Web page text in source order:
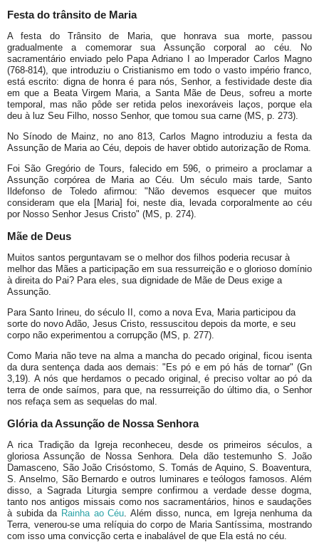
Festa do trânsito de Maria
A festa do Trânsito de Maria, que honrava sua morte, passou
gradualmente a comemorar sua Assunção corporal ao céu. No
sacramentário enviado pelo Papa Adriano I ao Imperador Carlos Magno
(768-814), que introduziu o Cristianismo em todo o vasto império franco,
está escrito: digna de honra é para nós, Senhor, a festividade deste dia
em que a Beata Virgem Maria, a Santa Mãe de Deus, sofreu a morte
temporal, mas não pôde ser retida pelos inexoráveis laços, porque ela
deu à luz Seu Filho, nosso Senhor, que tomou sua carne (MS, p. 273).
No Sínodo de Mainz, no ano 813, Carlos Magno introduziu a festa da
Assunção de Maria ao Céu, depois de haver obtido autorização de Roma.
Foi São Gregório de Tours, falecido em 596, o primeiro a proclamar a
Assunção corpórea de Maria ao Céu. Um século mais tarde, Santo
Ildefonso de Toledo afirmou: "Não devemos esquecer que muitos
consideram que ela [Maria] foi, neste dia, levada corporalmente ao céu
por Nosso Senhor Jesus Cristo" (MS, p. 274).
Mãe de Deus
Muitos santos perguntavam se o melhor dos filhos poderia recusar à
melhor das Mães a participação em sua ressurreição e o glorioso domínio
à direita do Pai? Para eles, sua dignidade de Mãe de Deus exige a
Assunção.
Para Santo Irineu, do século II, como a nova Eva, Maria participou da
sorte do novo Adão, Jesus Cristo, ressuscitou depois da morte, e seu
corpo não experimentou a corrupção (MS, p. 277).
Como Maria não teve na alma a mancha do pecado original, ficou isenta
da dura sentença dada aos demais: "Es pó e em pó hás de tornar" (Gn
3,19). A nós que herdamos o pecado original, é preciso voltar ao pó da
terra de onde saímos, para que, na ressurreição do último dia, o Senhor
nos refaça sem as sequelas do mal.
Glória da Assunção de Nossa Senhora
A rica Tradição da Igreja reconheceu, desde os primeiros séculos, a
gloriosa Assunção de Nossa Senhora. Dela dão testemunho S. João
Damasceno, São João Crisóstomo, S. Tomás de Aquino, S. Boaventura,
S. Anselmo, São Bernardo e outros luminares e teólogos famosos. Além
disso, a Sagrada Liturgia sempre confirmou a verdade desse dogma,
tanto nos antigos missais como nos sacramentários, hinos e saudações
à subida da Rainha ao Céu . Além disso, nunca, em Igreja nenhuma da
Terra, venerou-se uma relíquia do corpo de Maria Santíssima, mostrando
com isso uma convicção certa e inabalável de que Ela está no céu.